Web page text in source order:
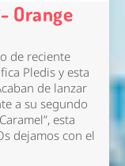
Orange
de reciente
Pledis y esta
de lanzar
a su segundo
esta
dejamos con el